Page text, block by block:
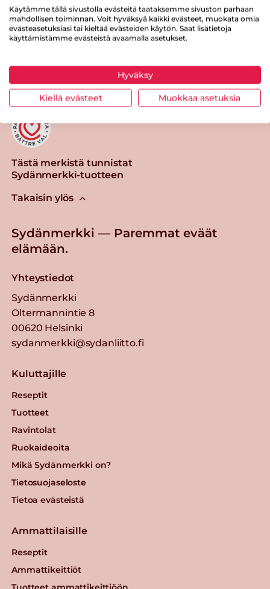
Tästä merkistä tunnistat
Sydänmerkki-tuotteen
Takaisin ylös
Sydänmerkki — Paremmat eväät
elämään.
Yhteystiedot
Sydänmerkki
Oltermannintie 8
00620 Helsinki
sydanmerkki@sydanliitto.fi
Kuluttajille
Reseptit
Tuotteet
Ravintolat
Ruokaideoita
Mikä Sydänmerkki on?
Tietosuojaseloste
Tietoa evästeistä
Ammattilaisille
Reseptit
Ammattikeittiöt
Käytämme tällä sivustolla evästeitä taataksemme sivuston parhaan
mahdollisen toiminnan. Voit hyväksyä kaikki evästeet, muokata omia
evästeasetuksiasi tai kieltää evästeiden käytön. Saat lisätietoja
käyttämistämme evästeistä avaamalla asetukset.
Hyväksy
Kiellä evästeet Muokkaa asetuksia